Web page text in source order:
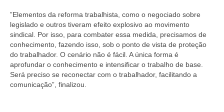
”Elementos da reforma trabalhista, como o negociado sobre
legislado e outros tiveram efeito explosivo ao movimento
sindical. Por isso, para combater essa medida, precisamos de
conhecimento, fazendo isso, sob o ponto de vista de proteção
do trabalhador. O cenário não é fácil. A única forma é
aprofundar o conhecimento e intensificar o trabalho de base.
Será preciso se reconectar com o trabalhador, facilitando a
comunicação”, finalizou.